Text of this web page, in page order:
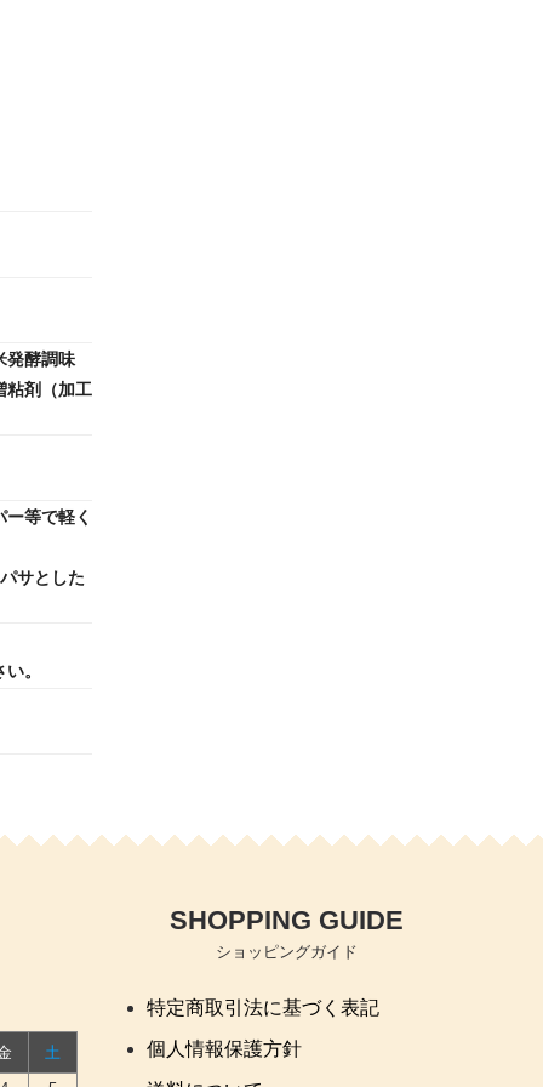
発酵調味
粘剤（加工
等で軽く
サとした
。
土
SHOPPING GUIDE
ショッピングガイド
特定商取引法に基づく表記
個人情報保護方針